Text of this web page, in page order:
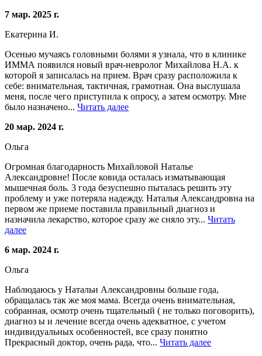
7 мар. 2025 г.
Екатерина И.
Осенью мучаясь головными болями я узнала, что в клинике
ИММА появился новый врач-невролог Михайлова Н.А. к
которой я записалась на прием. Врач сразу расположила к
себе: внимательная, тактичная, грамотная. Она выслушала
меня, после чего приступила к опросу, а затем осмотру. Мне
было назначено... Читать далее
20 мар. 2024 г.
Ольга
Огромная благодарность Михайловой Наталье
Александровне! После ковида осталась изматывающая
мышечная боль. 3 года безуспешно пыталась решить эту
проблему и уже потеряла надежду. Наталья Александровна на
первом же приеме поставила правильный диагноз и
назначила лекарство, которое сразу же сняло эту... Читать
далее
6 мар. 2024 г.
Ольга
Наблюдаюсь у Натальи Александровны больше года,
обращалась так же моя мама. Всегда очень внимательная,
собранная, осмотр очень тщательный ( не только поговорить),
диагноз ы и лечение всегда очень адекватное, с учетом
индивидуальных особенностей, все сразу понятно
Прекрасный доктор, очень рада, что... Читать далее